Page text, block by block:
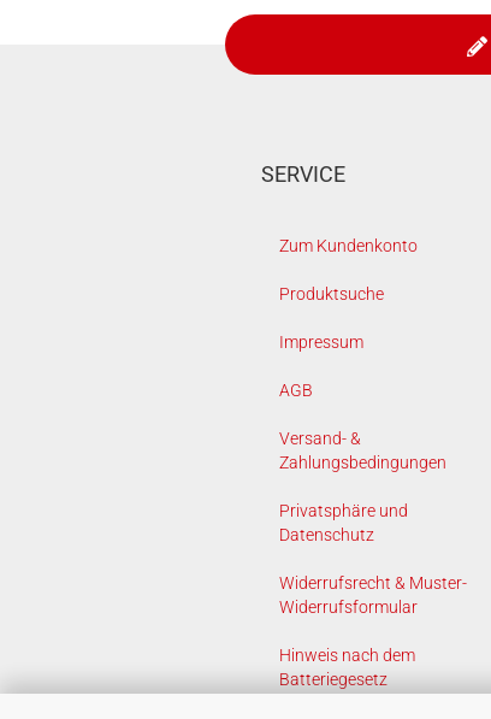
SERVICE
Zum Kundenkonto
Produktsuche
Impressum
AGB
Versand- &
Zahlungsbedingungen
Privatsphäre und
Datenschutz
Widerrufsrecht & Muster-
Widerrufsformular
Hinweis nach dem
Batteriegesetz